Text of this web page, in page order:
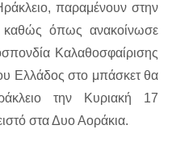
παραμένουν στην
καθώς όπως ανακοίνωσε
Καλαθοσφαίρισης
Ελλάδος στο μπάσκετ θα
την Κυριακή 17
στα Δυο Αοράκια.